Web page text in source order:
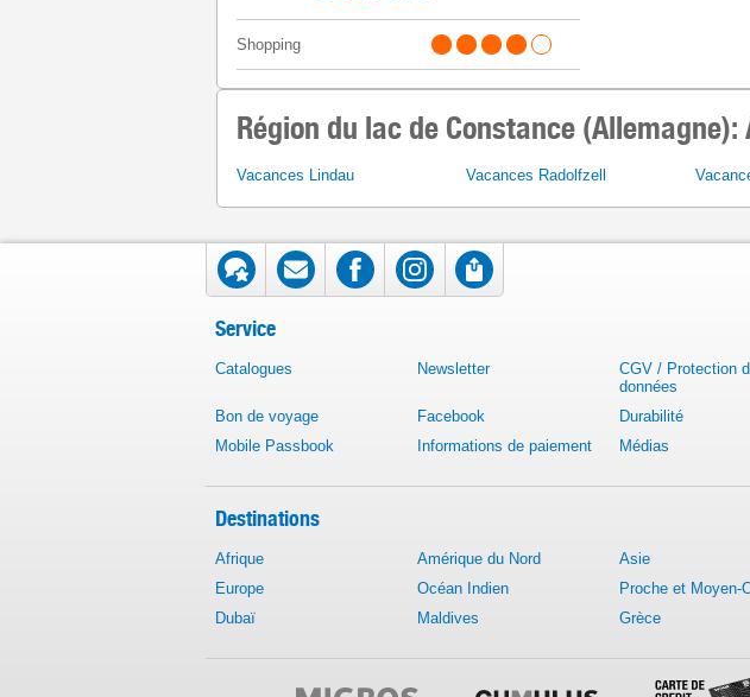
Shopping
Région du lac de Constance
Vacances Lindau Vacances Radolfzell
Service
Catalogues Newsletter
CGV / Protection
données
Bon de voyage Facebook Durabilité
Mobile Passbook
Informations de paiement Médias
Destinations
Afrique Amérique du Nord Asie
Europe
Océan Indien Proche et Moyen-
Dubaï
Maldives Grèce